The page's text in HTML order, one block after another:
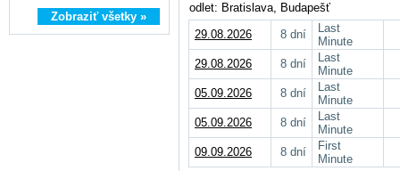
Zobraziť všetky »
odlet: Bratislava, Budapešť
29.08.2026
8 dní
Last
Minute
29.08.2026
8 dní
Last
Minute
05.09.2026
8 dní
Last
Minute
05.09.2026
8 dní
Last
Minute
09.09.2026
8 dní
First
Minute